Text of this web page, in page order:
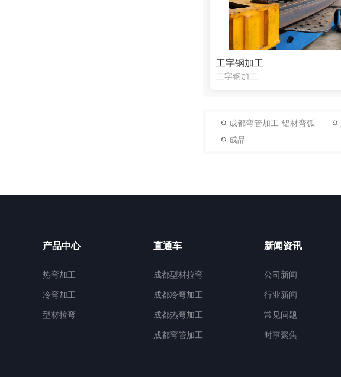
工字钢加工
工字钢加工
成都弯管加工-铝材弯弧
成品
产品中心
热弯加工
冷弯加工
型材拉弯
直通车
成都型材拉弯
成都冷弯加工
成都热弯加工
成都弯管加工
新闻资讯
公司新闻
行业新闻
常见问题
时事聚焦